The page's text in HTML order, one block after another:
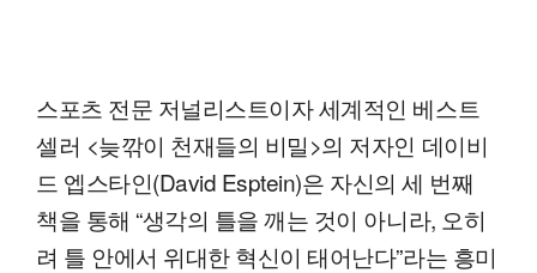
스포츠 전문 저널리스트이자 세계적인 베스트
셀러 <늦깎이 천재들의 비밀>의 저자인 데이비
드 엡스타인(David Esptein)은 자신의 세 번째
책을 통해 “생각의 틀을 깨는 것이 아니라, 오히
려 틀 안에서 위대한 혁신이 태어난다”라는 흥미